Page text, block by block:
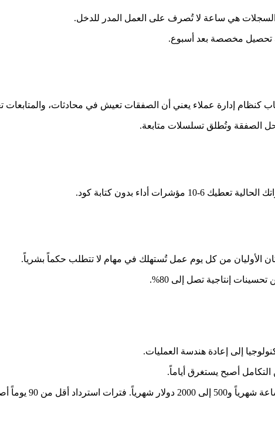
السجلات هي ساعة لا تُصرف على العمل المدر للدخل.
كنظام إدارة عملاء يعني أن الصفقات تعيش في محادثات، والمتابعات
الصفقة وتُطلق تسلسلات متابعة.
أداء بدون كتابة كود.
الأوليان من كل يوم عمل تُستهلك في مهام لا تتطلب حكماً بشرياً.
إنتاجية تصل إلى 80%.
إلى إعادة هندسة العمليات.
أصبح يستغرق أياماً.